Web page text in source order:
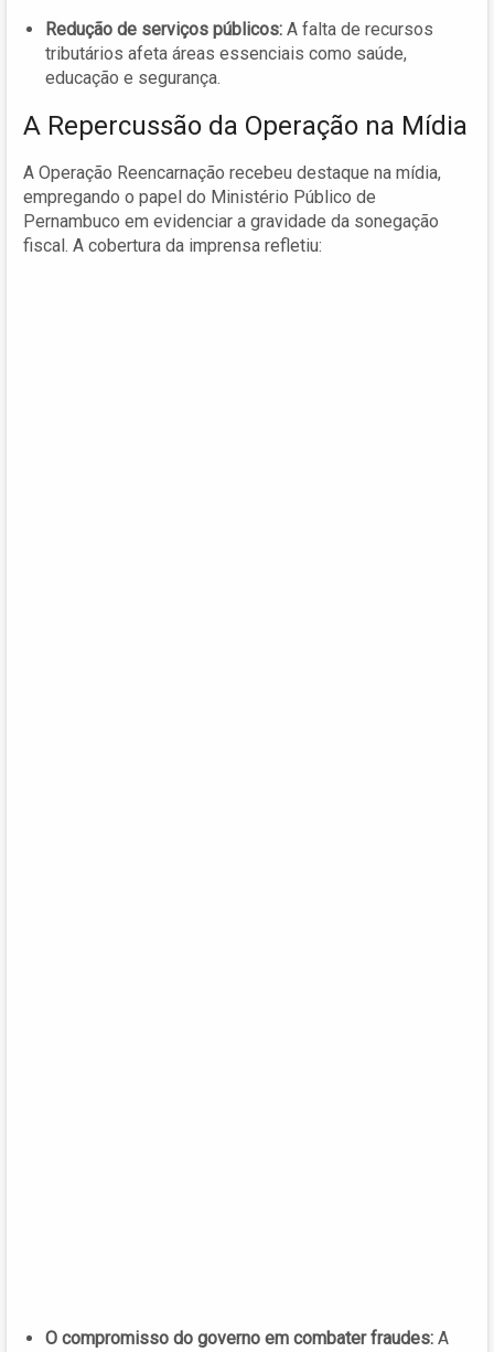
Redução de serviços públicos: A falta de recursos
tributários afeta áreas essenciais como saúde,
educação e segurança.
A Repercussão da Operação na Mídia
A Operação Reencarnação recebeu destaque na mídia,
empregando o papel do Ministério Público de
Pernambuco em evidenciar a gravidade da sonegação
fiscal. A cobertura da imprensa refletiu:
O compromisso do governo em combater fraudes: A